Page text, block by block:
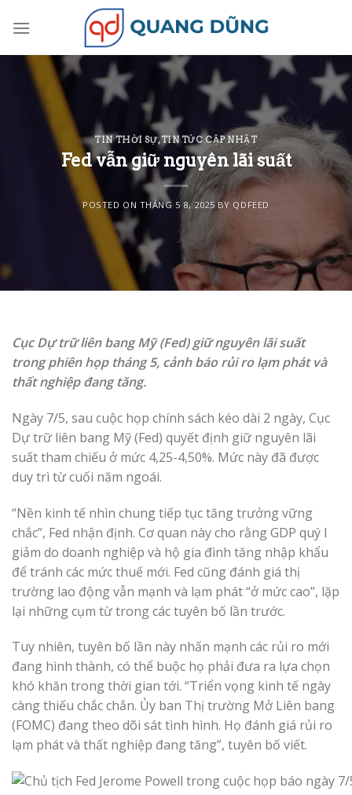
TIN THỜI SỰ,TIN TỨC CẬP NHẬT
Fed vẫn giữ nguyên lãi suất
POSTED ON THÁNG 5 8, 2025BY QDFEED
Cục Dự trữ liên bang Mỹ (Fed) giữ nguyên lãi suất
trong phiên họp tháng 5, cảnh báo rủi ro lạm phát và
thất nghiệp đang tăng.
Ngày 7/5, sau cuộc họp chính sách kéo dài 2 ngày, Cục
Dự trữ liên bang Mỹ (Fed) quyết định giữ nguyên lãi
suất tham chiếu ở mức 4,25-4,50%. Mức này đã được
duy trì từ cuối năm ngoái.
“Nền kinh tế nhìn chung tiếp tục tăng trưởng vững
chắc”, Fed nhận định. Cơ quan này cho rằng GDP quý I
giảm do doanh nghiệp và hộ gia đình tăng nhập khẩu
để tránh các mức thuế mới. Fed cũng đánh giá thị
trường lao động vẫn mạnh và lạm phát “ở mức cao”, lặp
lại những cụm từ trong các tuyên bố lần trước.
Tuy nhiên, tuyên bố lần này nhấn mạnh các rủi ro mới
đang hình thành, có thể buộc họ phải đưa ra lựa chọn
khó khăn trong thời gian tới. “Triển vọng kinh tế ngày
càng thiếu chắc chắn. Ủy ban Thị trường Mở Liên bang
(FOMC) đang theo dõi sát tình hình. Họ đánh giá rủi ro
lạm phát và thất nghiệp đang tăng”, tuyên bố viết.